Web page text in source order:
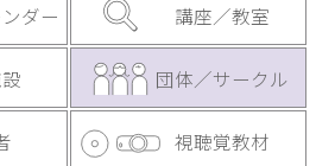
ダー 講座／教室
団体／サークル
視聴覚教材